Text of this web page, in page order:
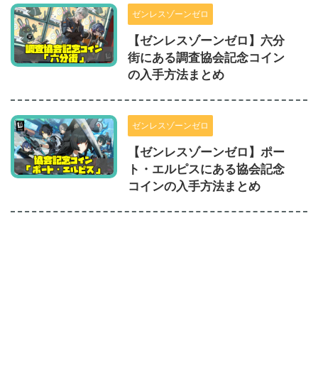
ゼンレスゾーンゼロ
【ゼンレスゾーンゼロ】六分
街にある調査協会記念コイン
の入手方法まとめ
ゼンレスゾーンゼロ
【ゼンレスゾーンゼロ】ポー
ト・エルピスにある協会記念
コインの入手方法まとめ